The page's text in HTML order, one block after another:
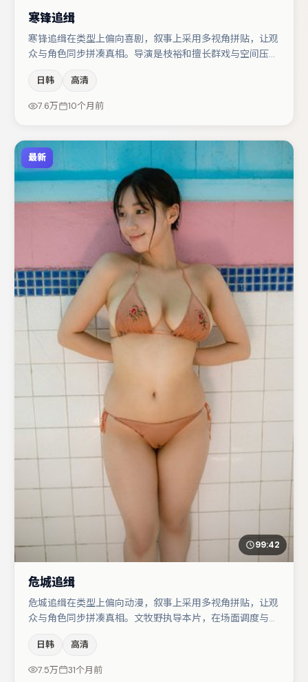
寒锋追缉
寒锋追缉在类型上偏向喜剧，叙事上采用多视角拼贴，让观
众与角色同步拼凑真相。导演是枝裕和擅长群戏与空间压迫
叙事驱动，裴斗娜、胡歌分别提供反差与喜剧/悬疑调剂
（视场次而定）。节奏紧凑、反转有度，值得列入片单。
日韩 高清
7.6万 10个月前
最新
99:42
危城追缉
危城追缉在类型上偏向动漫，叙事上采用多视角拼贴，让观
众与角色同步拼凑真相。文牧野执导本片，在场面调度与表
承担叙事驱动，赵丽颖、咏梅分别提供反差与喜剧/悬疑调
剂（视场次而定）。若你偏爱强类型与清晰主线，这部作品
日韩 高清
7.5万 31个月前